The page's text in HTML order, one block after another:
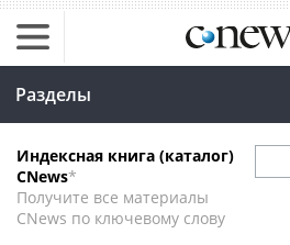
Разделы
Индексная книга (каталог)
CNews*
Получите все материалы
CNews по ключевому слову